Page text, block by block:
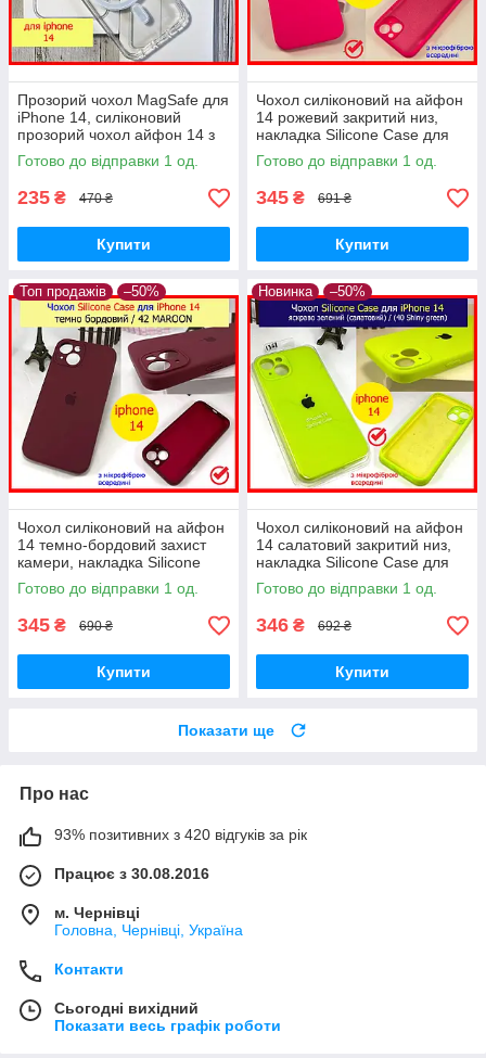
Прозорий чохол MagSafe для
iPhone 14, силіконовий
прозорий чохол айфон 14 з
кільцем для бездротового
заряджання
Готово до відправки 1 од.
235 ₴ 470 ₴
Купити
Чохол силіконовий на айфон
14 рожевий закритий низ,
накладка Silicone Case для
iPhone 14 SHINY PINK (38
колір)
Готово до відправки 1 од.
345 ₴ 691 ₴
Купити
Топ продажів –50%
Чохол силіконовий на айфон
14 темно-бордовий захист
камери, накладка Silicone
Case для iPhone 14 MAROON
42 кольори
Готово до відправки 1 од.
345 ₴ 690 ₴
Купити
Новинка –50%
Чохол силіконовий на айфон
14 салатовий закритий низ,
накладка Silicone Case для
iPhone 14 SHINY GREEN 40
колір
Готово до відправки 1 од.
346 ₴ 692 ₴
Купити
Показати ще
Про нас
93% позитивних з 420 відгуків за рік
Працює з 30.08.2016
м. Чернівці
Головна, Чернівці, Україна
Контакти
Сьогодні вихідний
Показати весь графік роботи